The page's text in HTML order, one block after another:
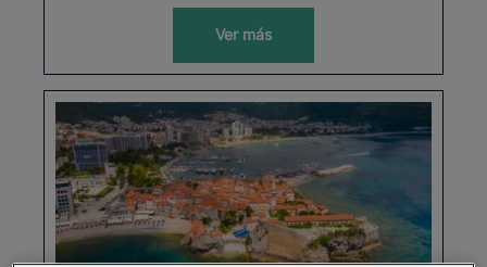
Ver más